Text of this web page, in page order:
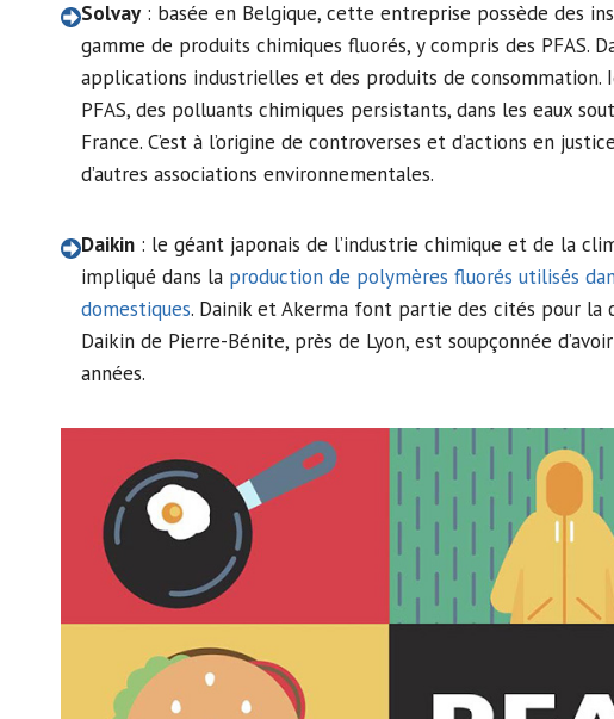
Solvay : basée en Belgique, cette entreprise possède des
gamme de produits chimiques fluorés, y compris des PFAS.
applications industrielles et des produits de consommation.
PFAS, des polluants chimiques persistants, dans les eaux
France. C’est à l’origine de controverses et d’actions en
d’autres associations environnementales.
Daikin : le géant japonais de l’industrie chimique et de la
impliqué dans la production de polymères fluorés utilisés
domestiques. Dainik et Akerma font partie des cités pour la
Daikin de Pierre-Bénite, près de Lyon, est soupçonnée
années.